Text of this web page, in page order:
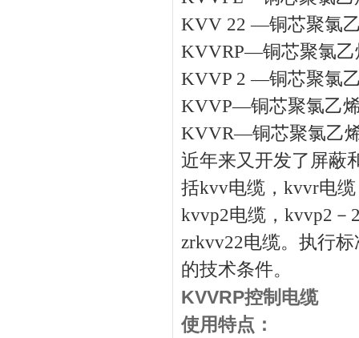
KVV 22 —铜芯聚氯
KVVRP—铜芯聚氯乙
KVVP 2 —铜芯聚氯
KVVP—铜芯聚氯乙
KVVR—铜芯聚氯乙
近年来又开发了屏蔽
括kvv电缆，kvvr电
kvvp2电缆，kvvp2－
zrkvv22电缆。执行
的技术条件。
KVVRP控制电缆
使用特点：